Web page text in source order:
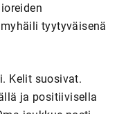
tyytyväisenä
Kelit suosivat.
ja positiivisella